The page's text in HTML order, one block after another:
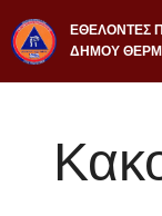
ΕΘΕΛΟΝΤΕΣ
ΔΗΜΟΥ